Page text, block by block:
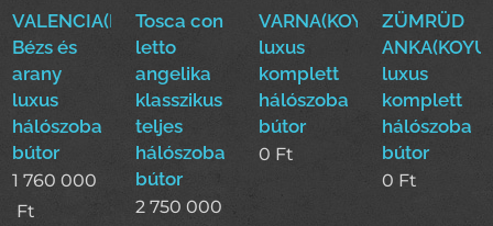
VALENCIA(Dase)
Bézs és
arany
luxus
hálószoba
bútor
1 760 000
Ft
Tosca con
letto
angelika
klasszikus
teljes
hálószoba
bútor
2 750 000
VARNA(KOYUN)Klasszikus
luxus
komplett
hálószoba
bútor
0 Ft
ZÜMRÜD
luxus
komplett
hálószoba
bútor
0 Ft